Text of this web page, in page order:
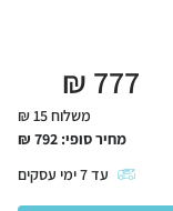
777
₪
משלוח 15 ₪
מחיר סופי: 792
₪
עד7ימי עסקים